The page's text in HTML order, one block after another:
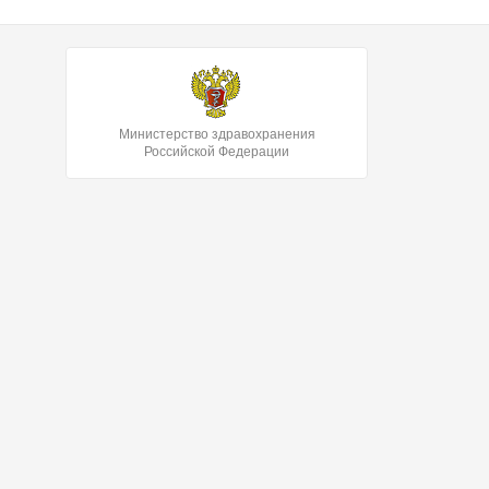
Министерство здравохранения
Российской Федерации